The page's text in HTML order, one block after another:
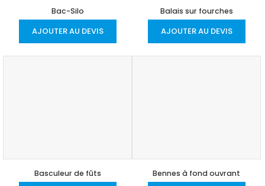
Bac-Silo
AJOUTER AU DEVIS
Balais sur fourches
AJOUTER AU DEVIS
Basculeur de fûts Bennes à fond ouvrant